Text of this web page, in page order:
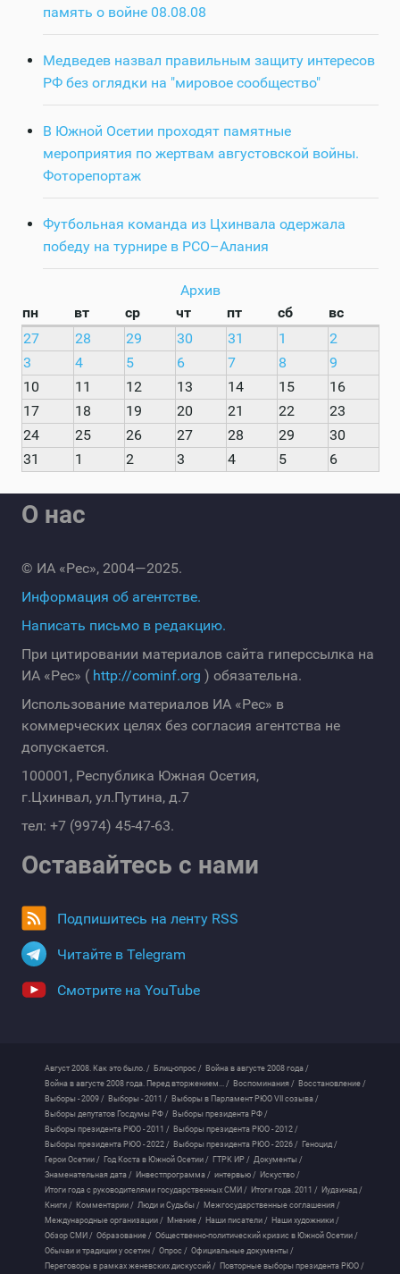
память о войне 08.08.08
Медведев назвал правильным защиту интересов
РФ без оглядки на "мировое сообщество"
В Южной Осетии проходят памятные
мероприятия по жертвам августовской войны.
Фоторепортаж
Футбольная команда из Цхинвала одержала
победу на турнире в РСО–Алания
Архив
пн
вт ср чт пт сб
вс
27
28 29 30 31 1
2
3
4 5 6 7 8
9
10
11 12 13 14 15
16
17
18 19 20 21 22
23
24
25 26 27 28 29
30
31
1 2 3 4 5 6
О нас
© ИА «Рес», 2004—2025.
Информация об агентстве.
Написать письмо в редакцию.
При цитировании материалов сайта гиперссылка на
ИА «Рес» ( http://cominf.org ) обязательна.
Использование материалов ИА «Рес» в
коммерческих целях без согласия агентства не
допускается.
100001, Республика Южная Осетия,
г.Цхинвал, ул.Путина, д.7
тел: +7 (9974) 45-47-63.
Оставайтесь с нами
Подпишитесь на ленту RSS
Читайте в Telegram
Смотрите на YouTube
Август 2008. Как это было. / Блиц-опрос / Война в августе 2008 года /
Война в августе 2008 года. Перед вторжением... / Воспоминания / Восстановление /
Выборы - 2009 / Выборы - 2011 / Выборы в Парламент РЮО VII созыва /
Выборы депутатов Госдумы РФ / Выборы президента РФ /
Выборы президента РЮО - 2011 / Выборы президента РЮО - 2012 /
Выборы президента РЮО - 2022 / Выборы президента РЮО - 2026 / Геноцид /
Герои Осетии / Год Коста в Южной Осетии / ГТРК ИР / Документы /
Знаменательная дата / Инвестпрограмма / интервью / Искуство /
Итоги года с руководителями государственных СМИ / Итоги года. 2011 / Иудзинад /
Книги / Комментарии / Люди и Судьбы / Межгосударственные соглашения /
Международные организации / Мнение / Наши писатели / Наши художники /
Обзор СМИ / Образование / Общественно-политический кризис в Южной Осетии /
Обычаи и традиции у осетин / Опрос / Официальные документы /
Переговоры в рамках женевских дискуссий / Повторные выборы президента РЮО /